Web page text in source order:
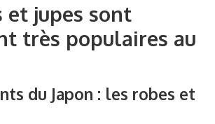
et jupes sont
très populaires au
du Japon : les robes et